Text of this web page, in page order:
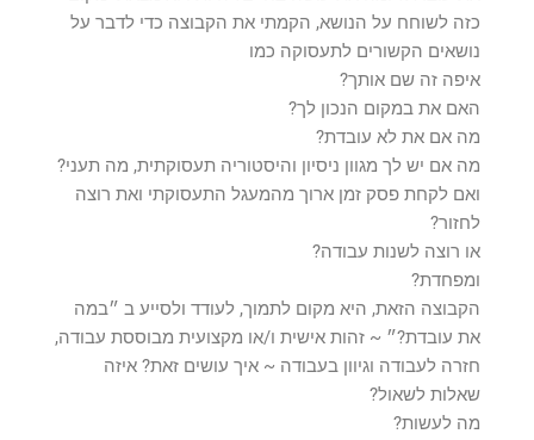
כזה לשוחח על הנושא, הקמתי את הקבוצה כדי לדבר על
נושאים הקשורים לתעסוקה כמו
איפה זה שם אותך?
האם את במקום הנכון לך?
מה אם את לא עובדת?
מה אם יש לך מגוון ניסיון והיסטוריה תעסוקתית, מה תעני?
ואם לקחת פסק זמן ארוך מהמעגל התעסוקתי ואת רוצה
לחזור?
או רוצה לשנות עבודה?
ומפחדת?
הקבוצה הזאת, היא מקום לתמוך, לעודד ולסייע ב ״במה
את עובדת?״ ~ זהות אישית ו/או מקצועית מבוססת עבודה,
חזרה לעבודה וגיוון בעבודה ~ איך עושים זאת? איזה
שאלות לשאול?
מה לעשות?